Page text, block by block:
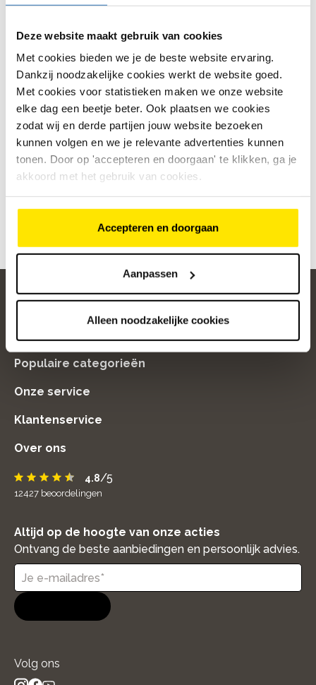
Deze website maakt gebruik van cookies
Met cookies bieden we je de beste website ervaring.
Dankzij noodzakelijke cookies werkt de website goed.
Met cookies voor statistieken maken we onze website
elke dag een beetje beter. Ook plaatsen we cookies
zodat wij en derde partijen jouw website bezoeken
kunnen volgen en we je relevante advertenties kunnen
tonen. Door op 'accepteren en doorgaan' te klikken, ga je
akkoord met het gebruik van cookies.
Accepteren en doorgaan
Aanpassen
Alleen noodzakelijke cookies
Kies een datum en tijd
Kies een dag
Selecteer een dag
Kies een moment
De tijdsloten konden niet worden opgehaald,
probeer het opnieuw met een andere winkel of
datum.
Populaire categorieën
Onze service
Klantenservice
Over ons
4.8/5
12427 beoordelingen
Altijd op de hoogte van onze acties
Ontvang de beste aanbiedingen en persoonlijk advies.
Volg ons